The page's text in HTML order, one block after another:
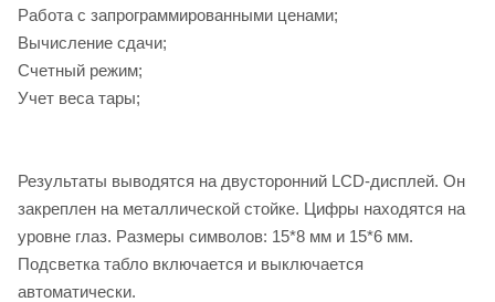
Работа с запрограммированными ценами;
Вычисление сдачи;
Счетный режим;
Учет веса тары;
Результаты выводятся на двусторонний LCD-дисплей. Он
закреплен на металлической стойке. Цифры находятся на
уровне глаз. Размеры символов: 15*8 мм и 15*6 мм.
Подсветка табло включается и выключается
автоматически.